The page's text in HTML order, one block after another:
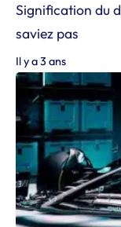
Signification du
saviez pas
Il y a 3 ans